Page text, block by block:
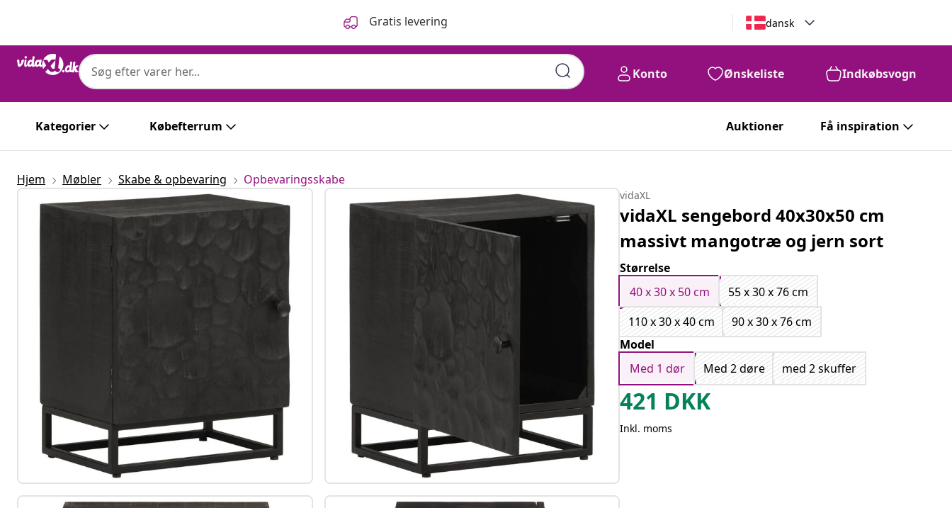
Gratis levering dansk
Konto Ønskeliste Indkøbsvogn
Kategorier Købefterrum Auktioner Få inspiration
Hjem Møbler Skabe & opbevaring Opbevaringsskabe
vidaXL
vidaXL sengebord 40x30x50 cm
massivt mangotræ og jern sort
Størrelse
40 x 30 x 50 cm
55 x 30 x 76 cm
110 x 30 x 40 cm
90 x 30 x 76 cm
Model
Med 1 dør
Med 2 døre med 2 skuffer
421 DKK
Inkl. moms